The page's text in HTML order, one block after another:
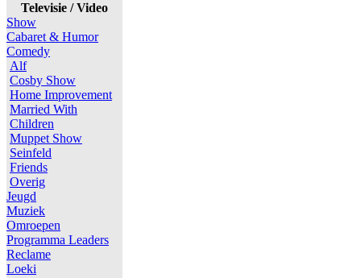
Televisie / Video
Show
Cabaret & Humor
Comedy
Alf
Cosby Show
Home Improvement
Married With
Children
Muppet Show
Seinfeld
Friends
Overig
Jeugd
Muziek
Omroepen
Programma Leaders
Reclame
Loeki